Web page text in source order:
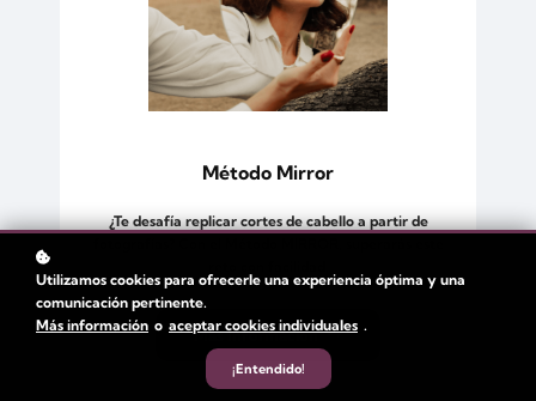
Método Mirror
¿Te desafía replicar cortes de cabello a partir de
Más Información
Utilizamos cookies para ofrecerle una experiencia óptima y una
comunicación pertinente.
Más información o aceptar cookies individuales .
¡Entendido!